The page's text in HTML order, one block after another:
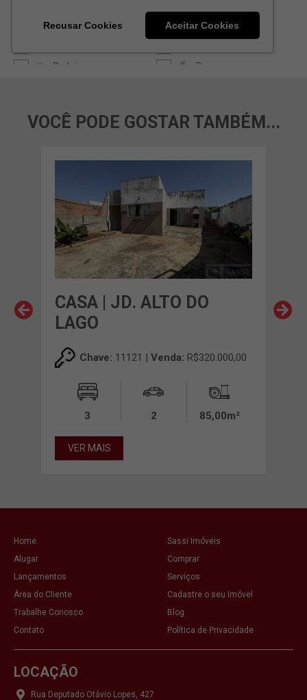
VOCÊ PODE GOSTAR TAMBÉM...
CASA | JD. ALTO DO
LAGO
Chave: 11121 | Venda: R$320.000,00
3 2 85,00m²
VER MAIS
Home
Sassi Imóveis
Alugar
Comprar
Lançamentos
Serviços
Área do Cliente
Cadastre o seu Imóvel
Trabalhe Conosco
Blog
Contato
Política de Privacidade
LOCAÇÃO
Rua Deputado Otávio Lopes, 427